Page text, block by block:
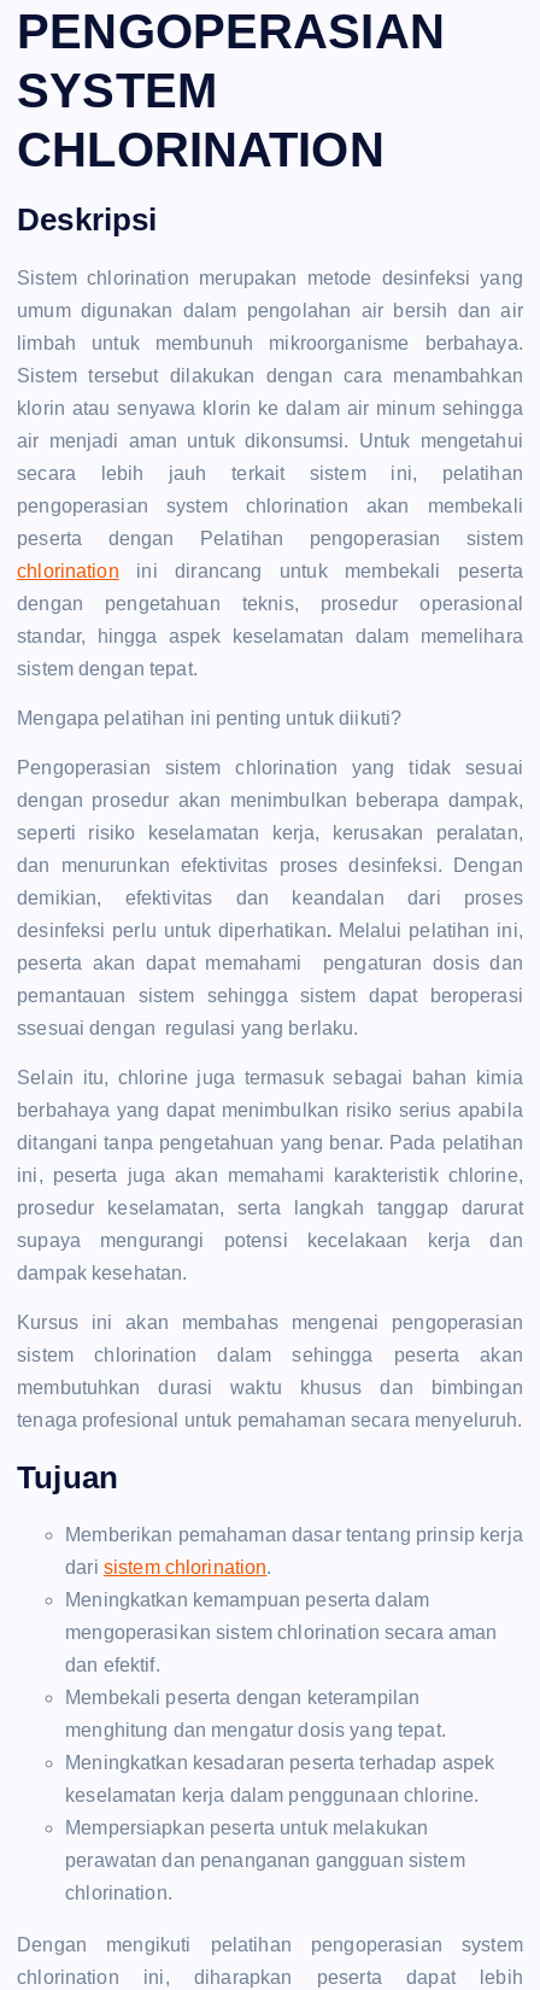
PENGOPERASIAN
SYSTEM
CHLORINATION
Deskripsi
Sistem chlorination merupakan metode desinfeksi yang
umum digunakan dalam pengolahan air bersih dan air
limbah untuk membunuh mikroorganisme berbahaya.
Sistem tersebut dilakukan dengan cara menambahkan
klorin atau senyawa klorin ke dalam air minum sehingga
air menjadi aman untuk dikonsumsi. Untuk mengetahui
secara lebih jauh terkait sistem ini, pelatihan
pengoperasian system chlorination akan membekali
peserta dengan Pelatihan pengoperasian sistem
chlorination ini dirancang untuk membekali peserta
dengan pengetahuan teknis, prosedur operasional
standar, hingga aspek keselamatan dalam memelihara
sistem dengan tepat.
Mengapa pelatihan ini penting untuk diikuti?
Pengoperasian sistem chlorination yang tidak sesuai
dengan prosedur akan menimbulkan beberapa dampak,
seperti risiko keselamatan kerja, kerusakan peralatan,
dan menurunkan efektivitas proses desinfeksi. Dengan
demikian, efektivitas dan keandalan dari proses
desinfeksi perlu untuk diperhatikan. Melalui pelatihan ini,
peserta akan dapat memahami pengaturan dosis dan
pemantauan sistem sehingga sistem dapat beroperasi
ssesuai dengan regulasi yang berlaku.
Selain itu, chlorine juga termasuk sebagai bahan kimia
berbahaya yang dapat menimbulkan risiko serius apabila
ditangani tanpa pengetahuan yang benar. Pada pelatihan
ini, peserta juga akan memahami karakteristik chlorine,
prosedur keselamatan, serta langkah tanggap darurat
supaya mengurangi potensi kecelakaan kerja dan
dampak kesehatan.
Kursus ini akan membahas mengenai pengoperasian
sistem chlorination dalam sehingga peserta akan
membutuhkan durasi waktu khusus dan bimbingan
tenaga profesional untuk pemahaman secara menyeluruh.
Tujuan
Memberikan pemahaman dasar tentang prinsip kerja
dari sistem chlorination.
Meningkatkan kemampuan peserta dalam
mengoperasikan sistem chlorination secara aman
dan efektif.
Membekali peserta dengan keterampilan
menghitung dan mengatur dosis yang tepat.
Meningkatkan kesadaran peserta terhadap aspek
keselamatan kerja dalam penggunaan chlorine.
Mempersiapkan peserta untuk melakukan
perawatan dan penanganan gangguan sistem
chlorination.
Dengan mengikuti pelatihan pengoperasian system
chlorination ini, diharapkan peserta dapat lebih